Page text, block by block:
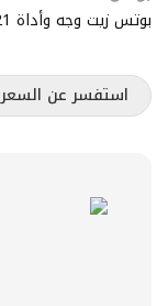
بوتس زيت وجه وأداة BOT X21
استفسر عن السعر